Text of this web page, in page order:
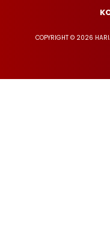
COPYRIGHT © 2026